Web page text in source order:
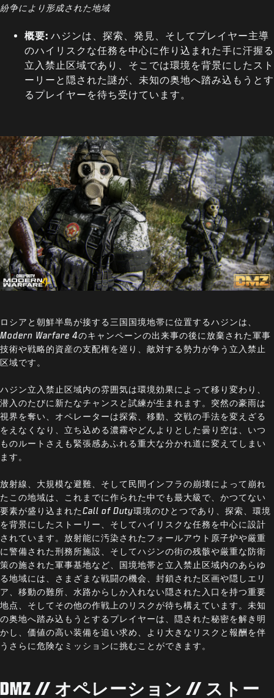
紛争により形成された地域
概要: ハジンは、探索、発見、そしてプレイヤー主導
のハイリスクな任務を中心に作り込まれた手に汗握る
立入禁止区域であり、そこでは環境を背景にしたスト
ーリーと隠された謎が、未知の奥地へ踏み込もうとす
るプレイヤーを待ち受けています。
ロシアと朝鮮半島が接する三国国境地帯に位置するハジンは、
Modern Warfare 4のキャンペーンの出来事の後に放棄された軍事
技術や戦略的資産の支配権を巡り、敵対する勢力が争う立入禁止
区域です。
ハジン立入禁止区域内の雰囲気は環境効果によって移り変わり、
潜入のたびに新たなチャンスと試練が生まれます。突然の豪雨は
視界を奪い、オペレーターは探索、移動、交戦の手法を変えざる
をえなくなり、立ち込める濃霧やどんよりとした曇り空は、いつ
ものルートさえも緊張感あふれる重大な分かれ道に変えてしまい
ます。
放射線、大規模な避難、そして民間インフラの崩壊によって崩れ
たこの地域は、これまでに作られた中でも最大級で、かつてない
要素が盛り込まれた Call of Duty環境のひとつであり、探索、環境
を背景にしたストーリー、そしてハイリスクな任務を中心に設計
されています。放射能に汚染されたフォールアウト原子炉や厳重
に警備された刑務所施設、そしてハジンの街の残骸や厳重な防衛
策の施された軍事基地など、国境地帯と立入禁止区域内のあらゆ
る地域には、さまざまな戦闘の機会、封鎖された区画や隠しエリ
ア、移動の難所、水路からしか入れない隠された入口を持つ重要
地点、そしてその他の作戦上のリスクが待ち構えています。未知
の奥地へ踏み込もうとするプレイヤーは、隠された秘密を解き明
かし、価値の高い装備を追い求め、より大きなリスクと報酬を伴
うさらに危険なミッションに挑むことができます。
DMZ // オペレーション // ストー